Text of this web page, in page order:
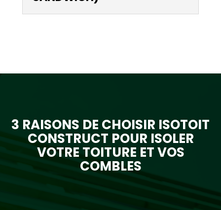
3 RAISONS DE CHOISIR ISOTOIT
CONSTRUCT POUR ISOLER
VOTRE TOITURE ET VOS
COMBLES